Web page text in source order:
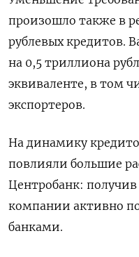
произошло также в
рублевых кредитов.
на 0,5 ‌триллиона
эквиваленте, в том
экспортеров.
На динамику
повлияли большие
Центробанк:
компании активно
банками.